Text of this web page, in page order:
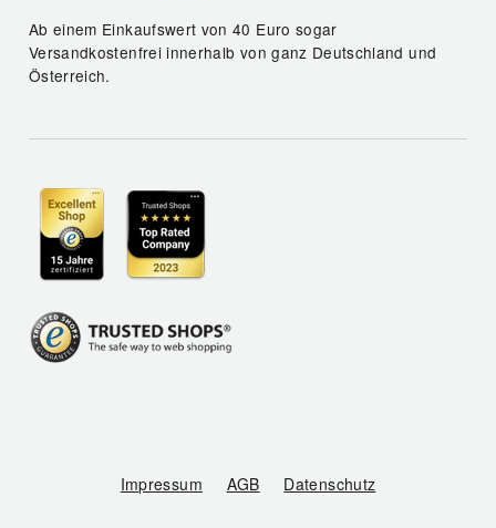
Ab einem Einkaufswert von 40 Euro sogar
Versandkostenfrei innerhalb von ganz Deutschland und
Österreich.
Impressum AGB Datenschutz